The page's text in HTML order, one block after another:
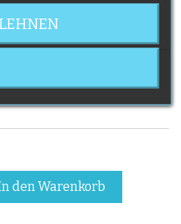
den Warenkorb